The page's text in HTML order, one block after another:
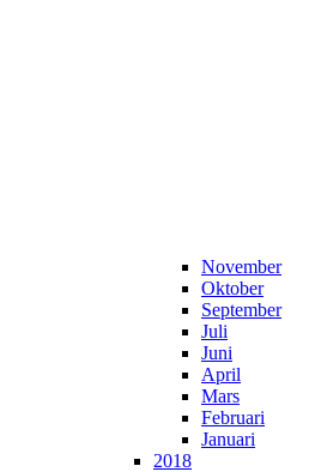
November
Oktober
September
Juli
Juni
April
Mars
Februari
Januari
2018